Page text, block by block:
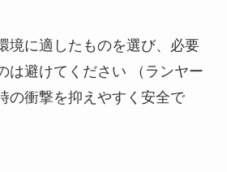
境に適したものを選び、必要
は避けてください （ランヤー
の衝撃を抑えやすく安全で